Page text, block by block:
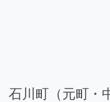
石川町（元町